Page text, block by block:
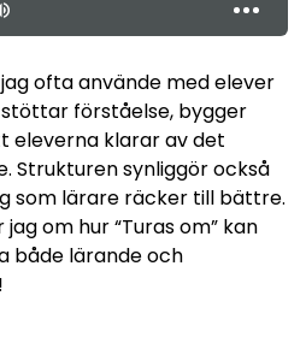
ofta använde med elever
förståelse, bygger
eleverna klarar av det
Strukturen synliggör också
som lärare räcker till bättre.
om hur “Turas om” kan
både lärande och